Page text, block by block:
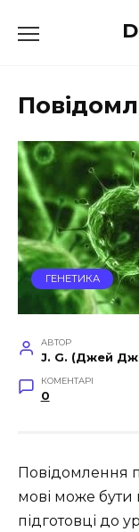
до
ГЕНЕТИКА
АВТОР
J. G. (Джей
КОМЕНТАРІ
0
Повідомлення
мові може
підготовці до